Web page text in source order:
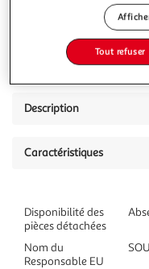
Description
Caractéristiques
Disponibilité des
pièces détachées
Nom du
Responsable EU
Tout refuser